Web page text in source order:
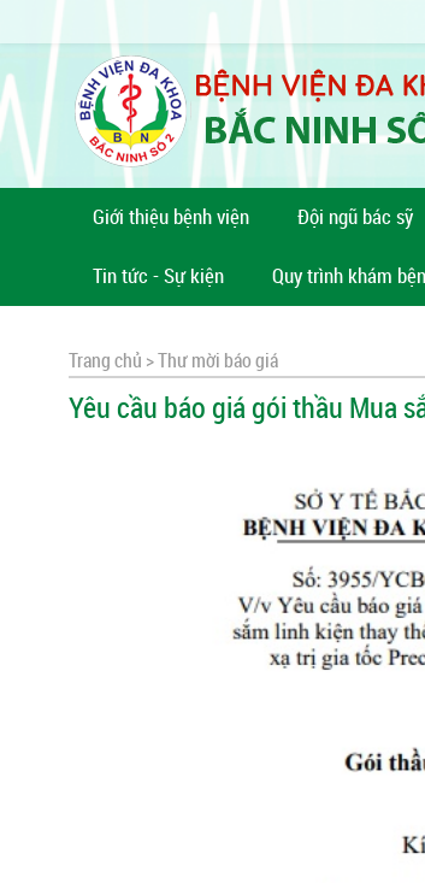
Giới thiệu bệnh viện Đội ngũ bác sỹ
Tin tức - Sự kiện Quy trình khám
Trang chủ >Thư mời báo giá
Yêu cầu báo giá gói thầu Mua